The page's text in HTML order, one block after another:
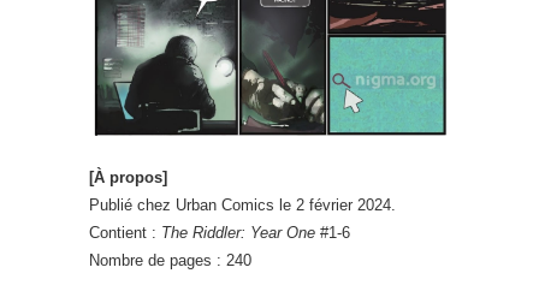
[À propos]
Publié chez Urban Comics le 2 février 2024.
Contient : The Riddler: Year One #1-6
Nombre de pages : 240